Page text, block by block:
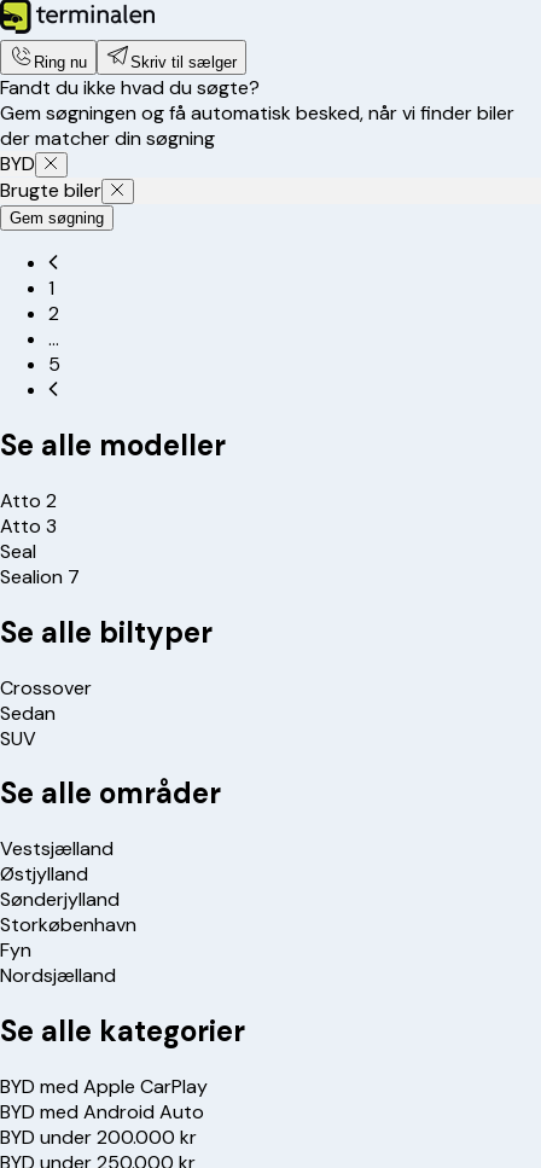
Ring nu Skriv til sælger
Fandt du ikke hvad du søgte?
Gem søgningen og få automatisk besked, når vi finder biler
der matcher din søgning
BYD
Brugte biler
Gem søgning
1
2
…
5
Se alle modeller
Atto 2
Atto 3
Seal
Sealion 7
Se alle biltyper
Crossover
Sedan
SUV
Se alle områder
Vestsjælland
Østjylland
Sønderjylland
Storkøbenhavn
Fyn
Nordsjælland
Se alle kategorier
BYD med Apple CarPlay
BYD med Android Auto
BYD under 200.000 kr
BYD under 250.000 kr